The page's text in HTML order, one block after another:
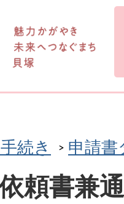
続き 申請書
頼書兼